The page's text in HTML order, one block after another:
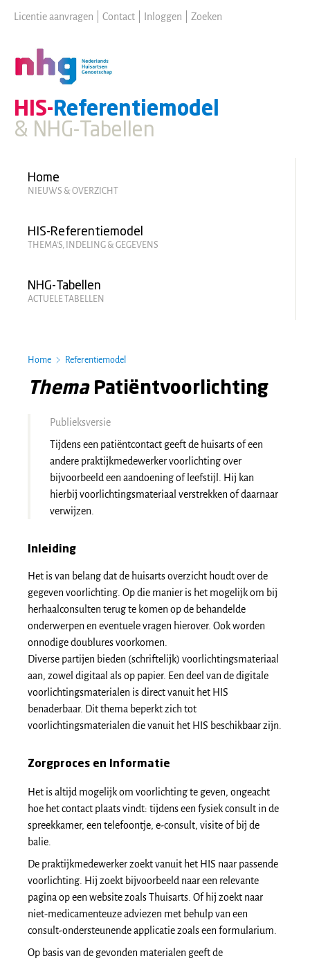
content
Licentie aanvragen Contact Inloggen Zoeken
HIS-Referentiemodel
& NHG-Tabellen
Home
NIEUWS & OVERZICHT
HIS-Referentiemodel
THEMA'S, INDELING & GEGEVENS
NHG-Tabellen
ACTUELE TABELLEN
Home Referentiemodel
Thema Patiëntvoorlichting
Publieksversie
Tijdens een patiëntcontact geeft de huisarts of een
andere praktijkmedewerker voorlichting over
bijvoorbeeld een aandoening of leefstijl. Hij kan
hierbij voorlichtingsmateriaal verstrekken of daarnaar
verwijzen.
Inleiding
Het is van belang dat de huisarts overzicht houdt over de
gegeven voorlichting. Op die manier is het mogelijk om bij
herhaalconsulten terug te komen op de behandelde
onderwerpen en eventuele vragen hierover. Ook worden
onnodige doublures voorkomen.
Diverse partijen bieden (schriftelijk) voorlichtingsmateriaal
aan, zowel digitaal als op papier. Een deel van de digitale
voorlichtingsmaterialen is direct vanuit het HIS
benaderbaar. Dit thema beperkt zich tot
voorlichtingsmaterialen die vanuit het HIS beschikbaar zijn.
Zorgproces en Informatie
Het is altijd mogelijk om voorlichting te geven, ongeacht
hoe het contact plaats vindt: tijdens een fysiek consult in de
spreekkamer, een telefoontje, e-consult, visite of bij de
balie.
De praktijkmedewerker zoekt vanuit het HIS naar passende
voorlichting. Hij zoekt bijvoorbeeld naar een relevante
pagina op een website zoals Thuisarts. Of hij zoekt naar
niet-medicamenteuze adviezen met behulp van een
consult-ondersteunende applicatie zoals een formularium.
Op basis van de gevonden materialen geeft de